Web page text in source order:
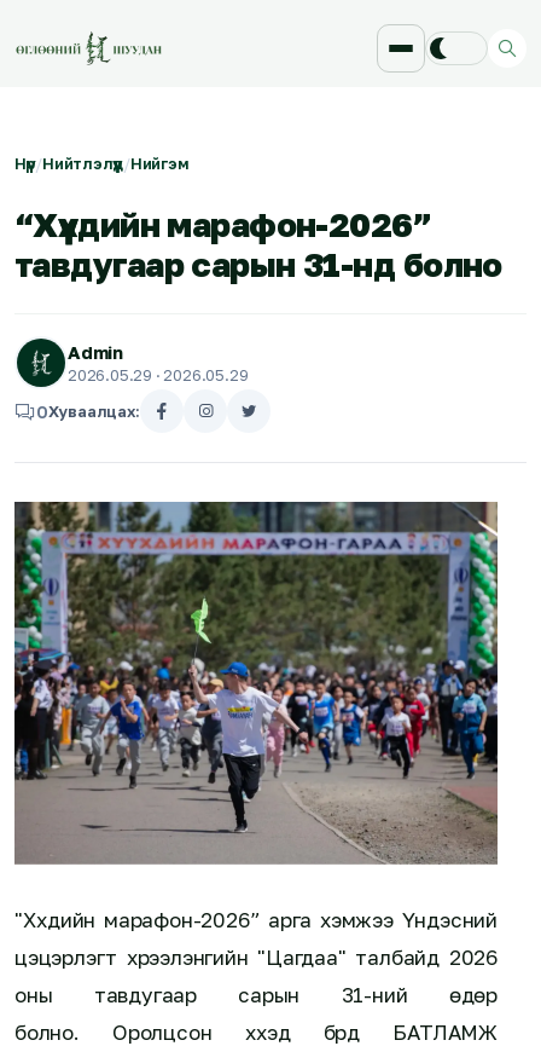
Нүүр/Нийтлэлүүд/Нийгэм
“Хүүхдийн марафон-2026”
тавдугаар сарын 31-нд болно
Admin
2026.05.29 · 2026.05.29
0Хуваалцах:
"Хүүхдийн марафон-2026” арга хэмжээ Үндэсний
цэцэрлэгт хүрээлэнгийн "Цагдаа" талбайд 2026
оны тавдугаар сарын 31-ний өдөр
болно. Оролцсон хүүхэд бүрд БАТЛАМЖ